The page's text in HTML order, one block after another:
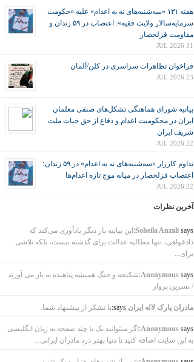
هفته ۱۳۱ «سه‌شنبه‌های نه به اعدام» علیه «حکومت
سرمایه‌سالار ولایت فقیه»: اعتصاب در ۵۹ زندان و
مقاومت قزلحصار
31 JUL 2026
فراخوان تظاهرات سراسری در کلن/آلمان
23 JUL 2026
بیانیه شورای هماهنگی تشکل‌های صنفی معلمان
ایران در محکومیت اعدام و دفاع از حق حیات ملت
شریف ایران
22 JUL 2026
تداوم کارزار «سه‌شنبه‌های نه به اعدام» در ۵۹ زندان؛
اعتصاب قزلحصار در میانه موج تازه اعدام‌ها
22 JUL 2026
آخرین نظرات
Soheila Anzalisays:
این بیانیه بار دیگر یادآوری می‌کند که
دادخواهی، تنها مطالبه عدالت برای گذشته نیست، بلکه تلاشی
برای...
Anonymoussays:
شکنجه و جنگ همیشه پناهنده به بار می آورند
/ نسرین پرواز
مادران پارک لاله ایران says: با تشکر از پیشنهاد شما.
Anonymoussays:
اگر میتوانید یک یا چند صفحه به زبان انگلیسی
به این سایت اضافه کنید تا دنیا بهتر درد مادران ایرانی...